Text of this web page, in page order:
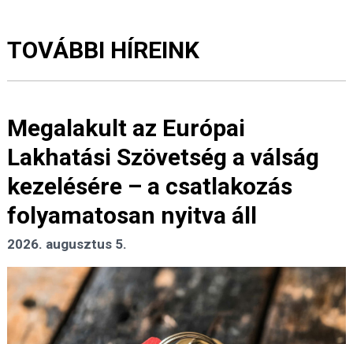
TOVÁBBI HÍREINK
Megalakult az Európai
Lakhatási Szövetség a válság
kezelésére – a csatlakozás
folyamatosan nyitva áll
2026. augusztus 5.